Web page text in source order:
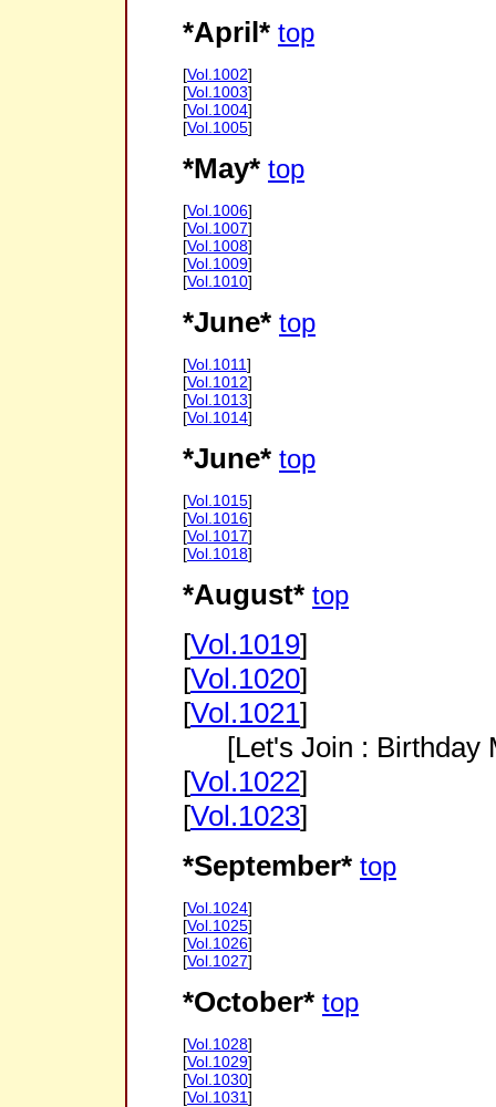
*April* top
[Vol.1002]
[Vol.1003]
[Vol.1004]
[Vol.1005]
*May* top
[Vol.1006]
[Vol.1007]
[Vol.1008]
[Vol.1009]
[Vol.1010]
*June* top
[Vol.1011]
[Vol.1012]
[Vol.1013]
[Vol.1014]
*June* top
[Vol.1015]
[Vol.1016]
[Vol.1017]
[Vol.1018]
*August* top
[Vol.1019]
[Vol.1020]
[Vol.1021]
[Let's Join : Birthday
[Vol.1022]
[Vol.1023]
*September* top
[Vol.1024]
[Vol.1025]
[Vol.1026]
[Vol.1027]
*October* top
[Vol.1028]
[Vol.1029]
[Vol.1030]
[Vol.1031]